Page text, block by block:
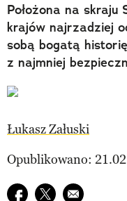
Położona na
krajów najrzadziej
sobą bogatą
z najmniej
Łukasz Załuski
Opublikowano:
Udostępnij na
Udostępnij na
E-mail do